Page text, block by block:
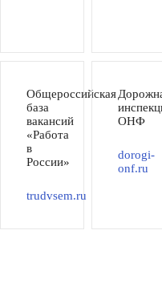
Общероссийская
база
вакансий
«Работа
в
России»
trudvsem.ru
ОНФ
dorogi-
onf.ru